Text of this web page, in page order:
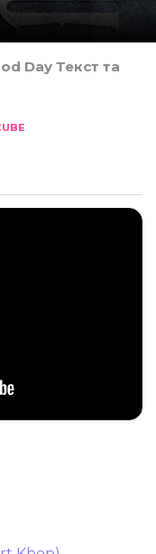
Day Текст та